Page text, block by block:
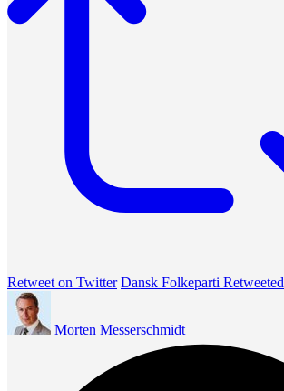
Retweet on Twitter Dansk Folkeparti Retweeted
Morten Messerschmidt